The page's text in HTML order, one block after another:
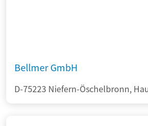
Bellmer GmbH
D-75223 Niefern-Öschelbronn,